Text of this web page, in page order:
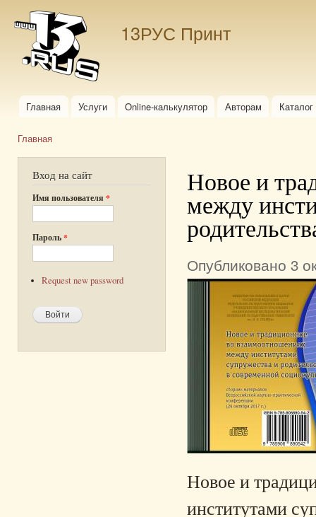
13РУС Принт
Главное меню
Главная Услуги Online-калькулятор Авторам
Главная
Вход на сайт
Имя пользователя *
Пароль*
Request new password
Новое и
между
Опубликовано 3
Новое и
институтами